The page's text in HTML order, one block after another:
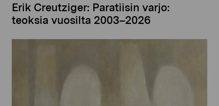
Erik Creutziger: Paratiisin varjo:
teoksia vuosilta 2003–2026